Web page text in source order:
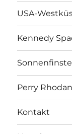
USA-
Kennedy
Perry Rhodan
Kontakt